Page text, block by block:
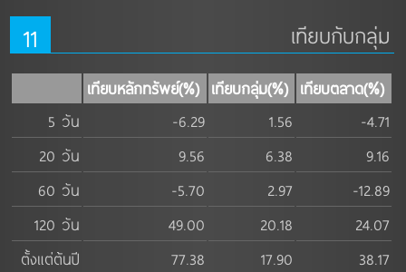
11 เทียบกับกลุ่ม
เทียบหลักทรัพย์(%) เทียบกลุ่ม(%) เทียบตลาด(%)
5 วัน
-6.29 1.56
-4.71
20 วัน
9.56 6.38
9.16
60 วัน
-5.70 2.97
-12.89
120 วัน
49.00 20.18
24.07
ตั้งแต่ต้นปี
77.38 17.90
38.17